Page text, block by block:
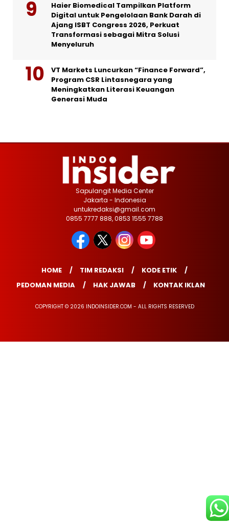
Haier Biomedical Tampilkan Platform
Digital untuk Pengelolaan Bank Darah di
Ajang ISBT Congress 2026, Perkuat
Transformasi sebagai Mitra Solusi
Menyeluruh
VT Markets Luncurkan “Finance Forward”,
Program CSR Lintasnegara yang
Meningkatkan Literasi Keuangan
Generasi Muda
Sapulangit Media Center
Jakarta - Indonesia
untukredaksi@gmail.com
0855 7777 888, 0853 1555 7788
HOME TIM REDAKSI
KODE ETIK
PEDOMAN MEDIA
HAK JAWAB KONTAK IKLAN
COPYRIGHT © 2026 INDOINSIDER.COM - ALL RIGHTS RESERVED